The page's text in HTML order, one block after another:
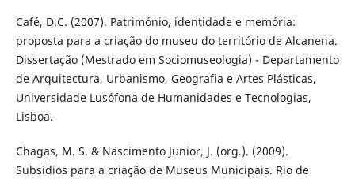
Café, D.C. (2007). Património, identidade e memória:
proposta para a criação do museu do território de Alcanena.
Dissertação (Mestrado em Sociomuseologia) - Departamento
de Arquitectura, Urbanismo, Geografia e Artes Plásticas,
Universidade Lusófona de Humanidades e Tecnologias,
Lisboa.
Chagas, M. S. & Nascimento Junior, J. (org.). (2009).
Subsídios para a criação de Museus Municipais. Rio de